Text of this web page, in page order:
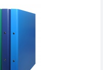
kolorów